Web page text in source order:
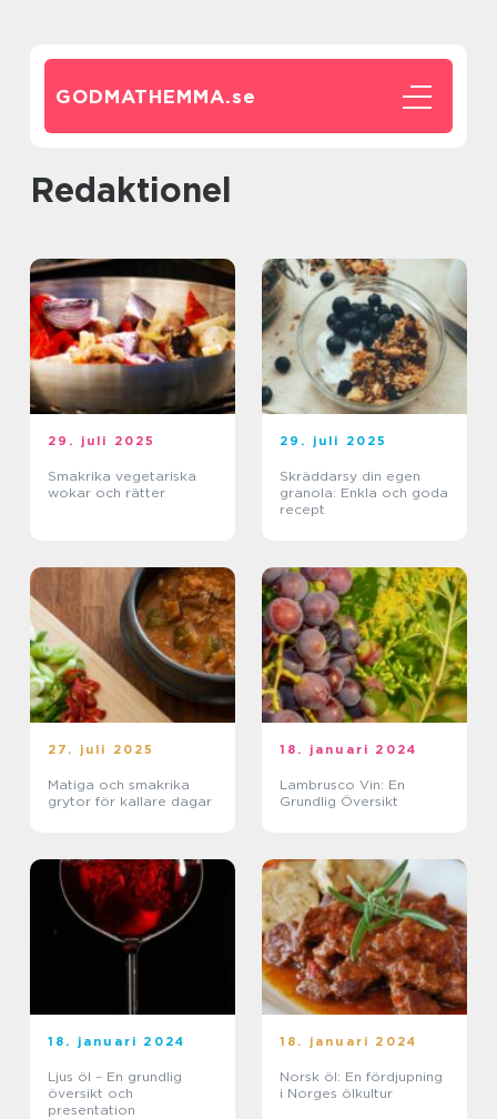
GODMATHEMMA.se
redaktionel
29. juli 2025
Smakrika vegetariska
wokar och rätter
29. juli 2025
Skräddarsy din egen
granola: Enkla och goda
recept
27. juli 2025
Matiga och smakrika
grytor för kallare dagar
18. januari 2024
Lambrusco Vin: En
Grundlig Översikt
18. januari 2024
Ljus öl – En grundlig
översikt och
presentation
18. januari 2024
Norsk öl: En fördjupning
i Norges ölkultur